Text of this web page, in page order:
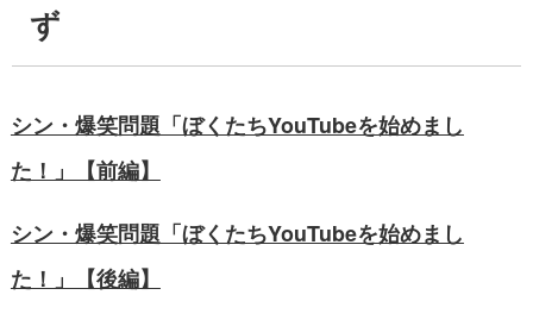
ず
シン・爆笑問題「ぼくたちYouTubeを始めまし
た！」【前編】
シン・爆笑問題「ぼくたちYouTubeを始めまし
た！」【後編】